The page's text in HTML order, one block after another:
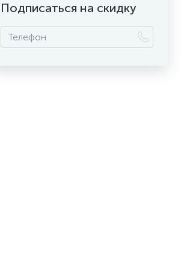
Подписаться на скидку